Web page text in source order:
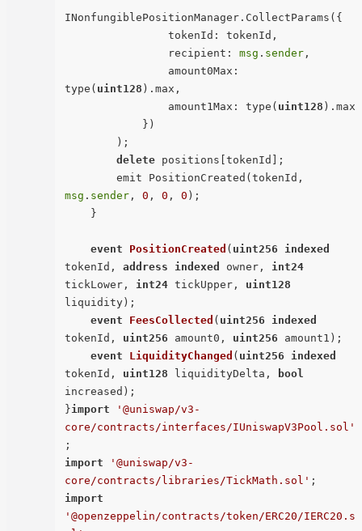
INonfungiblePositionManager.CollectParams({
                recipient:
msg . sender ,
type( uint128 ).max,
                amount1Max: type(
uint128 ).max
delete positions[tokenId];
msg . sender , 0 , 0 , 0 );
event PositionCreated ( uint256
indexed
tokenId, address indexed owner, int24
tickLower, int24 tickUpper, uint128
liquidity ) ;
event
FeesCollected ( uint256
indexed
tokenId, uint256 amount0, uint256 amount1 ) ;
event
LiquidityChanged ( uint256
indexed
tokenId, uint128 liquidityDelta,
bool
increased ) ;
}import
'@uniswap/v3-
core/contracts/interfaces/IUniswapV3Pool.sol'
import
'@uniswap/v3-
core/contracts/libraries/TickMath.sol'
import
'@openzeppelin/contracts/token/ERC20/IERC20.s